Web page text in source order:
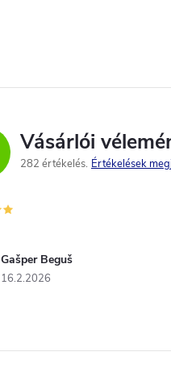
Vásárlói
282 értékelés Értékelések
Gašper Beguš
16.2.2026